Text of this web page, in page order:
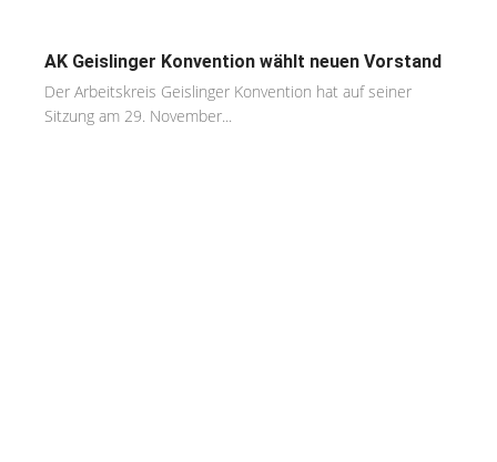
AK Geislinger Konvention wählt neuen Vorstand
Der Arbeitskreis Geislinger Konvention hat auf seiner
Sitzung am 29. November...